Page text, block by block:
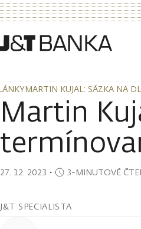
MARTIN KUJAL: SÁZKA NA
MARTIN KUJAL: SÁZKA NA
Martin
27. 12. 2023 ・ 3-MINUTOVÉ
J&T SPECIALISTA